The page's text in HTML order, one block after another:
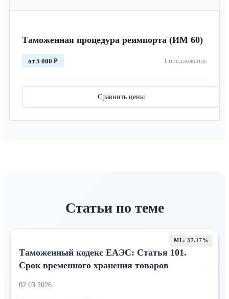
Таможенная процедура реимпорта (ИМ 60)
от 5 000 ₽ 1 предложение
Сравнить цены
Статьи по теме
ML: 37.17%
Таможенный кодекс ЕАЭС: Статья 101.
Срок временного хранения товаров
02.03.2026